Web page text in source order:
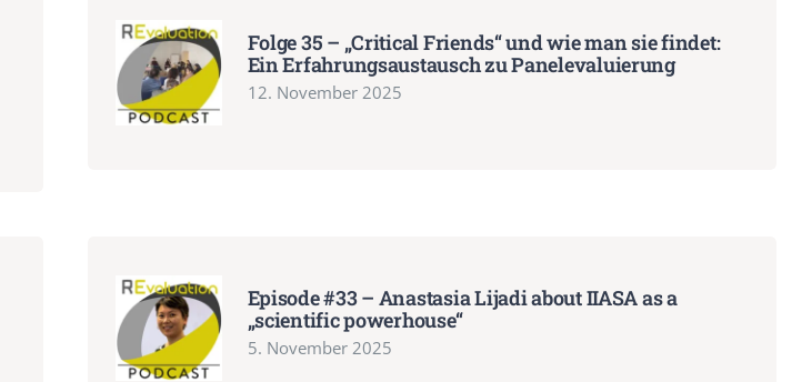
Folge 35 – „Critical Friends“ und wie man sie findet:
Ein Erfahrungsaustausch zu Panelevaluierung
12. November 2025
Episode #33 – Anastasia Lijadi about IIASA as a
„scientific powerhouse“
5. November 2025